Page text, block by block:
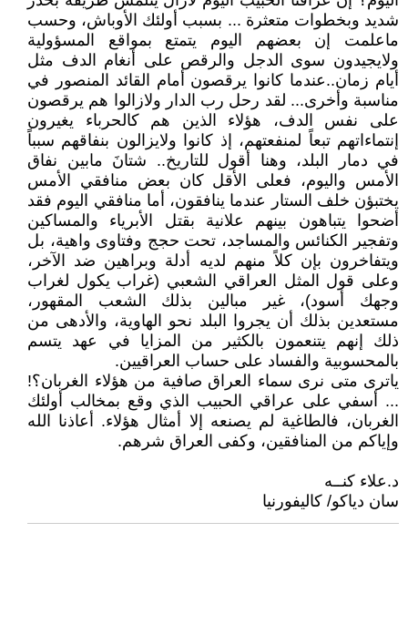
شديد وبخطوات متعثرة ... بسبب أولئك الأوباش، وحسب
ماعلمت إن بعضهم اليوم يتمتع بمواقع المسؤولية
ولايجيدون سوى الدجل والرقص على أنغام الدف مثل
أيام زمان..عندما كانوا يرقصون أمام القائد المنصور في
مناسبة وأخرى... لقد رحل رب الدار ولازالوا هم يرقصون
على نفس الدف، هؤلاء الذين هم كالحرباء يغيرون
إنتماءاتهم تبعاً لمنفعتهم، إذ كانوا ولايزالون بنفاقهم سبباً
في دمار البلد، وهنا أقول للتاريخ.. شتانَ مابين نفاق
الأمس واليوم، فعلى الأقل كان بعض منافقي الأمس
يختبؤن خلف الستار عندما ينافقون، أما منافقي اليوم فقد
أضحوا يتباهون بينهم علانية بقتل الأبرياء والمساكين
وتفجير الكنائس والمساجد، تحت حجج وفتاوى واهية، بل
ويتفاخرون بإن كلاً منهم لديه أدلة وبراهين ضد الآخر،
وعلى قول المثل العراقي الشعبي (غراب يكول لغراب
وجهك أسود)، غير مبالين بذلك الشعب المقهور،
مستعدين بذلك أن يجروا البلد نحو الهاوية، والأدهى من
ذلك إنهم يتنعمون بالكثير من المزايا في عهد يتسم
بالمحسوبية والفساد على حساب العراقيين.
ياترى متى نرى سماء العراق صافية من هؤلاء الغربان؟!
... أسفي على عراقي الحبيب الذي وقع بمخالب أولئك
الغربان، فالطاغية لم يصنعه إلا أمثال هؤلاء. أعاذنا الله
وإياكم من المنافقين، وكفى العراق شرهم.
د.علاء كنــه
سان دياكو/ كاليفورنيا